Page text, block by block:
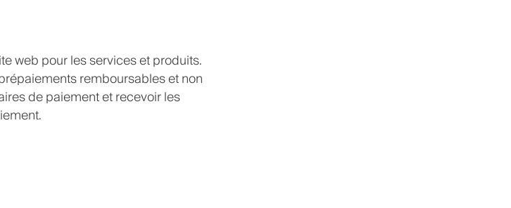
web pour les services et produits.
remboursables et non
de paiement et recevoir les